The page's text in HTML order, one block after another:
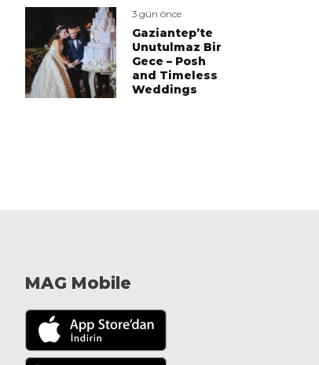
3 gün önce
Gaziantep’te
Unutulmaz Bir
Gece – Posh
and Timeless
Weddings
MAG Mobile